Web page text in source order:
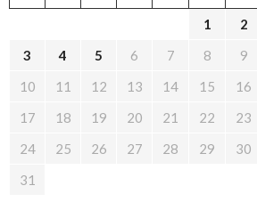
1
2
3
4 5 6 7 8
9
10
11 12 13 14 15
16
17
18 19 20 21 22
23
24
25 26 27 28 29
30
31